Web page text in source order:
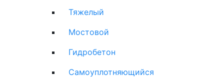
Тяжелый
Мостовой
Гидробетон
Самоуплотняющийся